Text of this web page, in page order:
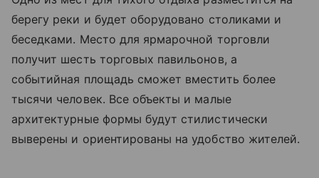
берегу реки и будет оборудовано столиками и
беседками. Место для ярмарочной торговли
получит шесть торговых павильонов, а
событийная площадь сможет вместить более
тысячи человек. Все объекты и малые
архитектурные формы будут стилистически
выверены и ориентированы на удобство жителей.